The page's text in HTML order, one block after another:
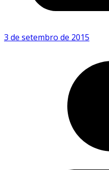
3 de setembro de 2015